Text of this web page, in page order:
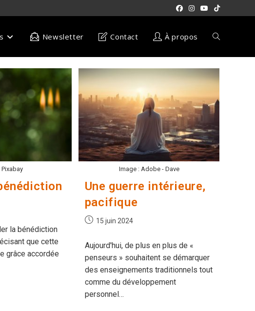
Newsletter Contact À propos Toggle
website
search
la bénédiction
que cette
grâce accordée
Image : Adobe - Dave
Une guerre intérieure,
pacifique
Publication
15 juin 2024
Aujourd'hui, de plus en plus de «
penseurs » souhaitent se démarquer
des enseignements traditionnels tout
comme du développement
personnel…